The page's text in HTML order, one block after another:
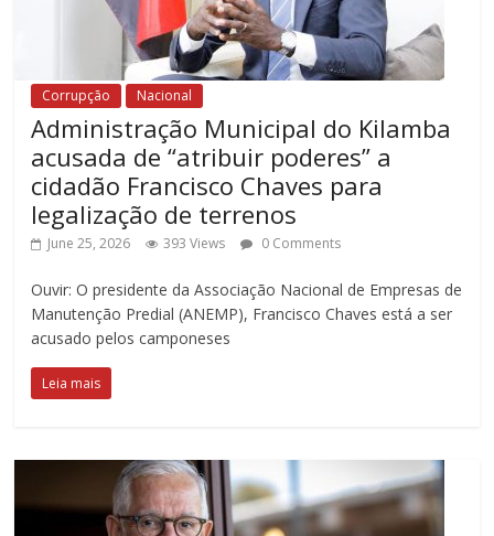
Corrupção Nacional
Administração Municipal do Kilamba
acusada de “atribuir poderes” a
cidadão Francisco Chaves para
legalização de terrenos
June 25, 2026 393 Views 0 Comments
Ouvir: O presidente da Associação Nacional de Empresas de
Manutenção Predial (ANEMP), Francisco Chaves está a ser
acusado pelos camponeses
Leia mais